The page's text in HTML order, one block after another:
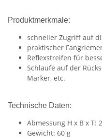
Produktmerkmale:
schneller Zugriff auf
praktischer
Reflexstreifen für
Schlaufe auf der
Marker, etc.
Technische Daten:
Abmessung H x B x T:
Gewicht: 60 g